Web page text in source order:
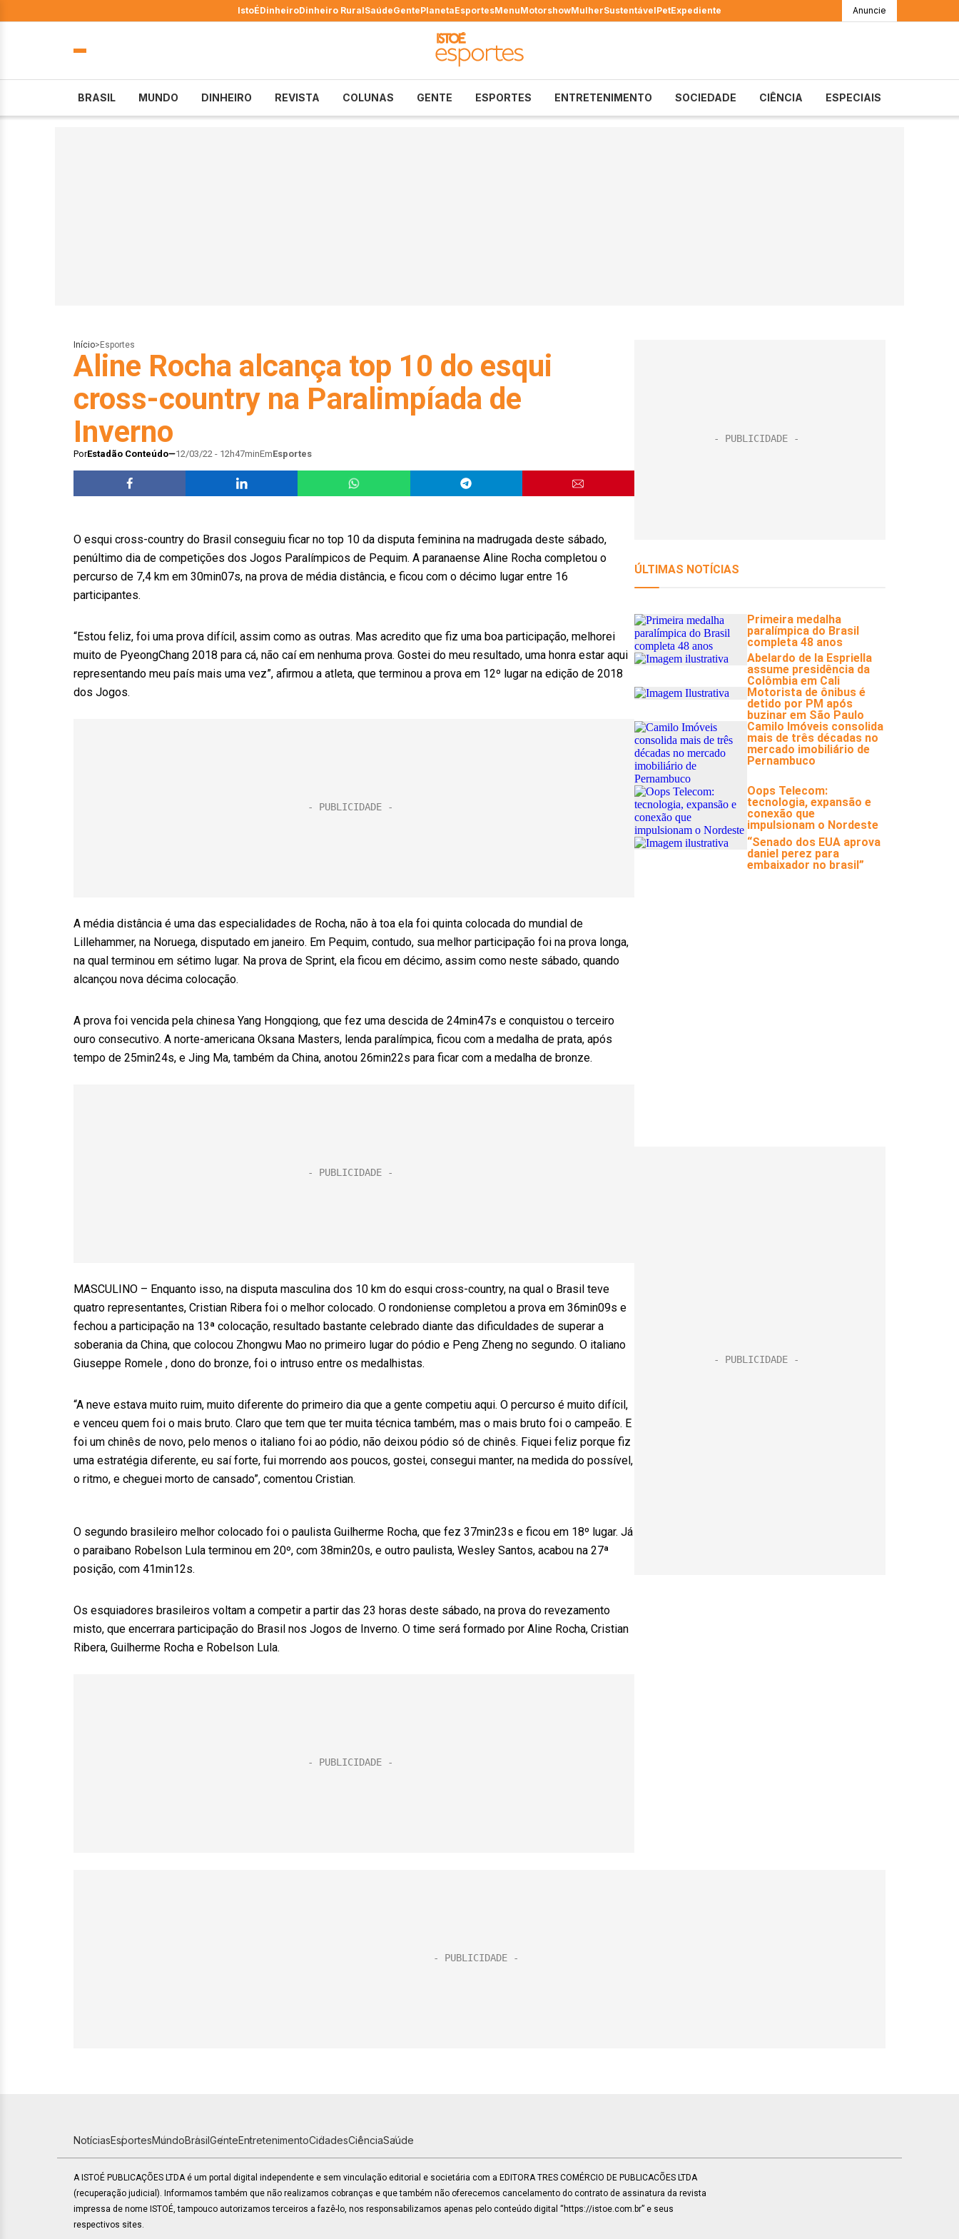
IstoÉDinheiroDinheiro RuralSaúdeGentePlanetaEsportesMenuMotorshowMulherSustentávelPetExpediente Anuncie
BRASIL MUNDO DINHEIRO REVISTA COLUNAS GENTE ESPORTES ENTRETENIMENTO SOCIEDADE CIÊNCIA ESPECIAIS
Início> Esportes
Aline Rocha alcança top 10 do esqui
cross-country na Paralimpíada de
Inverno
PorEstadão Conteúdo 12/03/22 - 12h47minEmEsportes
O esqui cross-country do Brasil conseguiu ficar no top 10 da disputa feminina na madrugada deste sábado,
penúltimo dia de competições dos Jogos Paralímpicos de Pequim. A paranaense Aline Rocha completou o
percurso de 7,4 km em 30min07s, na prova de média distância, e ficou com o décimo lugar entre 16
participantes.
“Estou feliz, foi uma prova difícil, assim como as outras. Mas acredito que fiz uma boa participação, melhorei
muito de PyeongChang 2018 para cá, não caí em nenhuma prova. Gostei do meu resultado, uma honra estar aqui
representando meu país mais uma vez”, afirmou a atleta, que terminou a prova em 12º lugar na edição de 2018
dos Jogos.
A média distância é uma das especialidades de Rocha, não à toa ela foi quinta colocada do mundial de
Lillehammer, na Noruega, disputado em janeiro. Em Pequim, contudo, sua melhor participação foi na prova longa,
na qual terminou em sétimo lugar. Na prova de Sprint, ela ficou em décimo, assim como neste sábado, quando
alcançou nova décima colocação.
A prova foi vencida pela chinesa Yang Hongqiong, que fez uma descida de 24min47s e conquistou o terceiro
ouro consecutivo. A norte-americana Oksana Masters, lenda paralímpica, ficou com a medalha de prata, após
tempo de 25min24s, e Jing Ma, também da China, anotou 26min22s para ficar com a medalha de bronze.
MASCULINO – Enquanto isso, na disputa masculina dos 10 km do esqui cross-country, na qual o Brasil teve
quatro representantes, Cristian Ribera foi o melhor colocado. O rondoniense completou a prova em 36min09s e
fechou a participação na 13ª colocação, resultado bastante celebrado diante das dificuldades de superar a
soberania da China, que colocou Zhongwu Mao no primeiro lugar do pódio e Peng Zheng no segundo. O italiano
Giuseppe Romele , dono do bronze, foi o intruso entre os medalhistas.
“A neve estava muito ruim, muito diferente do primeiro dia que a gente competiu aqui. O percurso é muito difícil,
e venceu quem foi o mais bruto. Claro que tem que ter muita técnica também, mas o mais bruto foi o campeão. E
foi um chinês de novo, pelo menos o italiano foi ao pódio, não deixou pódio só de chinês. Fiquei feliz porque fiz
uma estratégia diferente, eu saí forte, fui morrendo aos poucos, gostei, consegui manter, na medida do possível,
o ritmo, e cheguei morto de cansado”, comentou Cristian.
O segundo brasileiro melhor colocado foi o paulista Guilherme Rocha, que fez 37min23s e ficou em 18º lugar. Já
o paraibano Robelson Lula terminou em 20º, com 38min20s, e outro paulista, Wesley Santos, acabou na 27ª
posição, com 41min12s.
Os esquiadores brasileiros voltam a competir a partir das 23 horas deste sábado, na prova do revezamento
misto, que encerrara participação do Brasil nos Jogos de Inverno. O time será formado por Aline Rocha, Cristian
Ribera, Guilherme Rocha e Robelson Lula.
NotíciasEsportesMundoBrasilGenteEntretenimentoCidadesCiênciaSaúde
A ISTOÉ PUBLICAÇÕES LTDA é um portal digital independente e sem vinculação editorial e societária com a EDITORA TRES COMÉRCIO DE PUBLICACÕES LTDA
(recuperação judicial). Informamos também que não realizamos cobranças e que também não oferecemos cancelamento do contrato de assinatura da revista
impressa de nome ISTOÉ, tampouco autorizamos terceiros a fazê-lo, nos responsabilizamos apenas pelo conteúdo digital “https://istoe.com.br” e seus
respectivos sites.